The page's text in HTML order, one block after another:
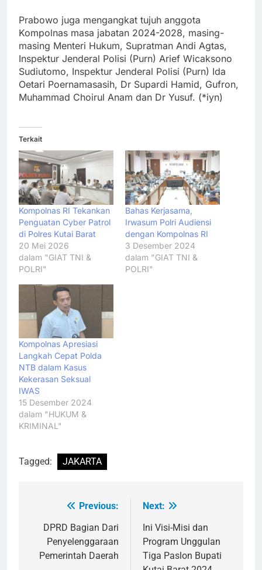
Prabowo juga mengangkat tujuh anggota
Kompolnas masa jabatan 2024-2028, masing-
masing Menteri Hukum, Supratman Andi Agtas,
Inspektur Jenderal Polisi (Purn) Arief Wicaksono
Sudiutomo, Inspektur Jenderal Polisi (Purn) Ida
Oetari Poernamasasih, Dr Supardi Hamid, Gufron,
Muhammad Choirul Anam dan Dr Yusuf. (*iyn)
Terkait
Kompolnas RI Tekankan
Penguatan Cyber Patrol
di Polres Kutai Barat
20 Mei 2026
dalam "GIAT TNI &
POLRI"
Bahas Kerjasama,
Irwasum Polri Audiensi
dengan Kompolnas RI
3 Desember 2024
dalam "GIAT TNI &
POLRI"
Kompolnas Apresiasi
Langkah Cepat Polda
NTB dalam Kasus
Kekerasan Seksual
IWAS
15 Desember 2024
dalam "HUKUM &
KRIMINAL"
Tagged: JAKARTA
Navigasi
pos
Previous:
DPRD Bagian Dari
Penyelenggaraan
Pemerintah Daerah
Next:
Ini Visi-Misi dan
Program Unggulan
Tiga Paslon Bupati